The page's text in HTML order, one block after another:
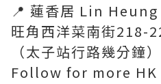
📍 蓮香居 Lin Heung
旺角西洋菜南街218-
（太子站行路幾分鐘）
Follow for more HK